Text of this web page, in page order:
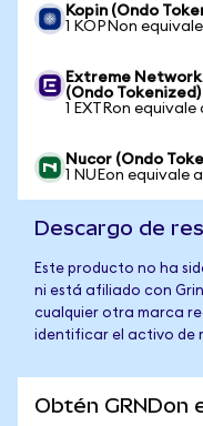
Kopin (Ondo
1 KOPNon
Extreme
(Ondo Tokenized)
1 EXTRon equivale
Nucor (Ondo
1 NUEon equivale
Descargo de
Este producto no ha
ni está afiliado con
cualquier otra marca
identificar el activo de
Obtén GRNDon